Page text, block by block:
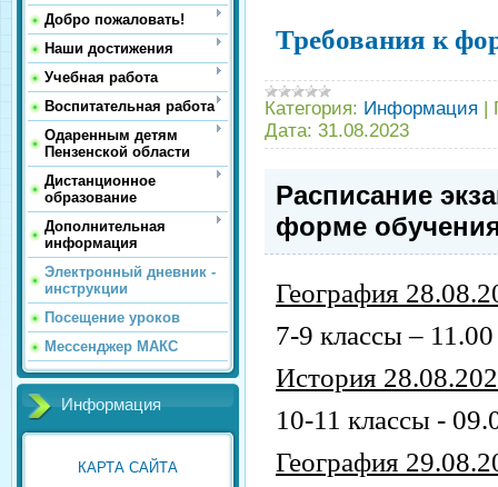
Добро пожаловать!
Наши достижения
Учебная работа
Воспитательная работа
Одаренным детям
Пензенской области
Дистанционное
образование
Дополнительная
информация
Электронный дневник -
инструкции
Посещение уроков
Мессенджер МАКС
Информация
КАРТА САЙТА
Требования к
Категория: Информация |
Дата: 31.08.2023
Расписание
форме
География
7-9 классы – 11.00
История
10-11 классы -
География